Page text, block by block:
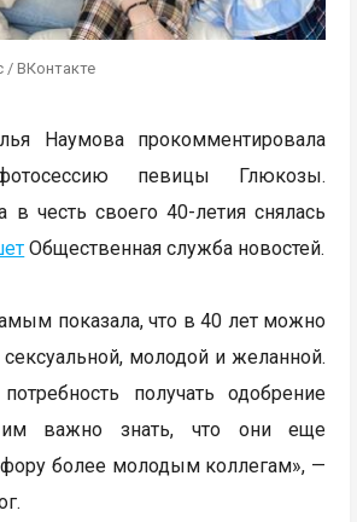
/ ВКонтакте
Наумова прокомментировала
певицы Глюкозы.
в честь своего 40-летия снялась
Общественная служба новостей.
показала, что в 40 лет можно
молодой и желанной.
получать одобрение
им важно знать, что они еще
более молодым коллегам», —